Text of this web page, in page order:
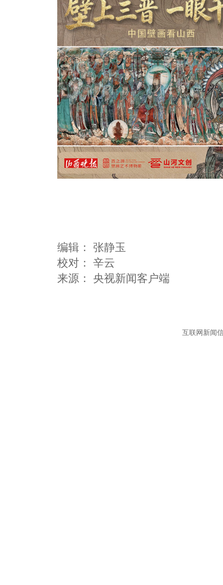
编辑： 张静玉
校对： 辛云
互联网新闻